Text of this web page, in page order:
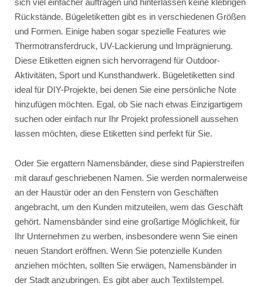
sich viel einfacher auftragen und hinterlassen keine klebrigen
Rückstände. Bügeletiketten gibt es in verschiedenen Größen
und Formen. Einige haben sogar spezielle Features wie
Thermotransferdruck, UV-Lackierung und Imprägnierung.
Diese Etiketten eignen sich hervorragend für Outdoor-
Aktivitäten, Sport und Kunsthandwerk. Bügeletiketten sind
ideal für DIY-Projekte, bei denen Sie eine persönliche Note
hinzufügen möchten. Egal, ob Sie nach etwas Einzigartigem
suchen oder einfach nur Ihr Projekt professionell aussehen
lassen möchten, diese Etiketten sind perfekt für Sie.
Oder Sie ergattern Namensbänder, diese sind Papierstreifen
mit darauf geschriebenen Namen. Sie werden normalerweise
an der Haustür oder an den Fenstern von Geschäften
angebracht, um den Kunden mitzuteilen, wem das Geschäft
gehört. Namensbänder sind eine großartige Möglichkeit, für
Ihr Unternehmen zu werben, insbesondere wenn Sie einen
neuen Standort eröffnen. Wenn Sie potenzielle Kunden
anziehen möchten, sollten Sie erwägen, Namensbänder in
der Stadt anzubringen. Es gibt aber auch Textilstempel.